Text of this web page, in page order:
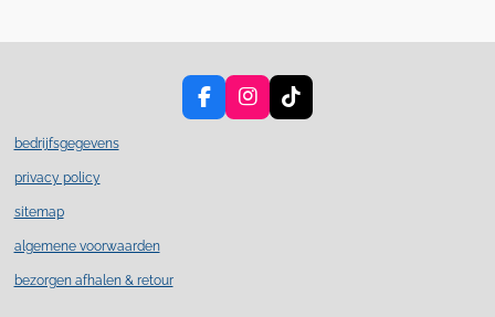
F
a
I
n
T
i
bedrijfsgegevens
privacy policy
sitemap
algemene voorwaarden
bezorgen afhalen & retour